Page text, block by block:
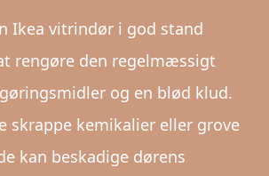
Ikea vitrindør i god stand
rengøre den regelmæssigt
og en blød klud.
skrappe kemikalier eller grove
kan beskadige dørens